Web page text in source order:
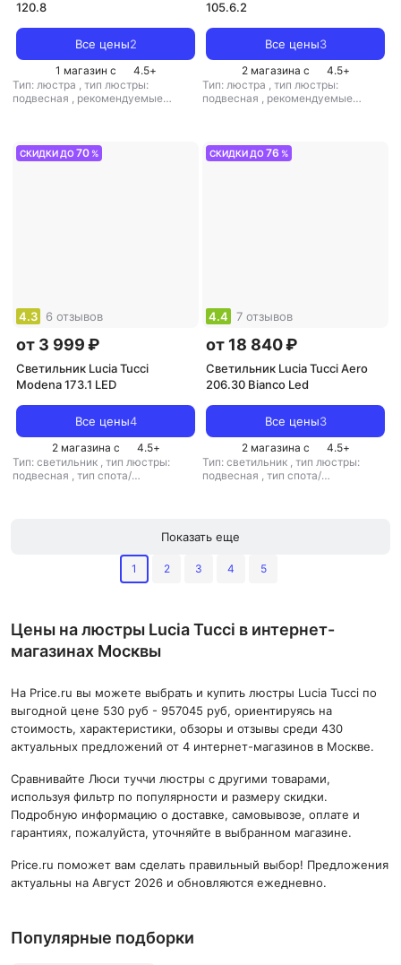
120.8
Все цены2
1 магазин с 4.5+
Тип: люстра , тип люстры:
подвесная , рекомендуемые
деко,цвет плафона/абажура:
белый,кол-во плафонов/
105.6.2
Все цены3
2 магазина с 4.5+
Тип: люстра , тип люстры:
подвесная , рекомендуемые
этнический,цвет плафона/
абажура: белый,
СКИДКИ ДО70 %
4.3 6 отзывов
от 3 999 ₽
Светильник Lucia Tucci
Modena 173.1 LED
Все цены4
2 магазина с 4.5+
Тип: светильник , тип люстры:
подвесная , тип спота/
стиль: лофт
цвет плафона/абажура: белый,
кол-во плафонов/абажуров: 1
СКИДКИ ДО76 %
4.4 7 отзывов
от 18 840 ₽
Светильник Lucia Tucci Aero
206.30 Bianco Led
Все цены3
2 магазина с 4.5+
Тип: светильник , тип люстры:
подвесная , тип спота/
тек,цвет плафона/абажура: белый
Показать еще
1 2 3 4 5
Цены на люстры Lucia Tucci в интернет-
магазинах Москвы
На Price.ru вы можете выбрать и купить люстры Lucia Tucci по
выгодной цене 530 руб - 957045 руб, ориентируясь на
стоимость, характеристики, обзоры и отзывы среди 430
актуальных предложений от 4 интернет-магазинов в Москве.
Сравнивайте Люси туччи люстры с другими товарами,
используя фильтр по популярности и размеру скидки.
Подробную информацию о доставке, самовывозе, оплате и
гарантиях, пожалуйста, уточняйте в выбранном магазине.
Price.ru поможет вам сделать правильный выбор! Предложения
актуальны на Август 2026 и обновляются ежедневно.
Популярные подборки